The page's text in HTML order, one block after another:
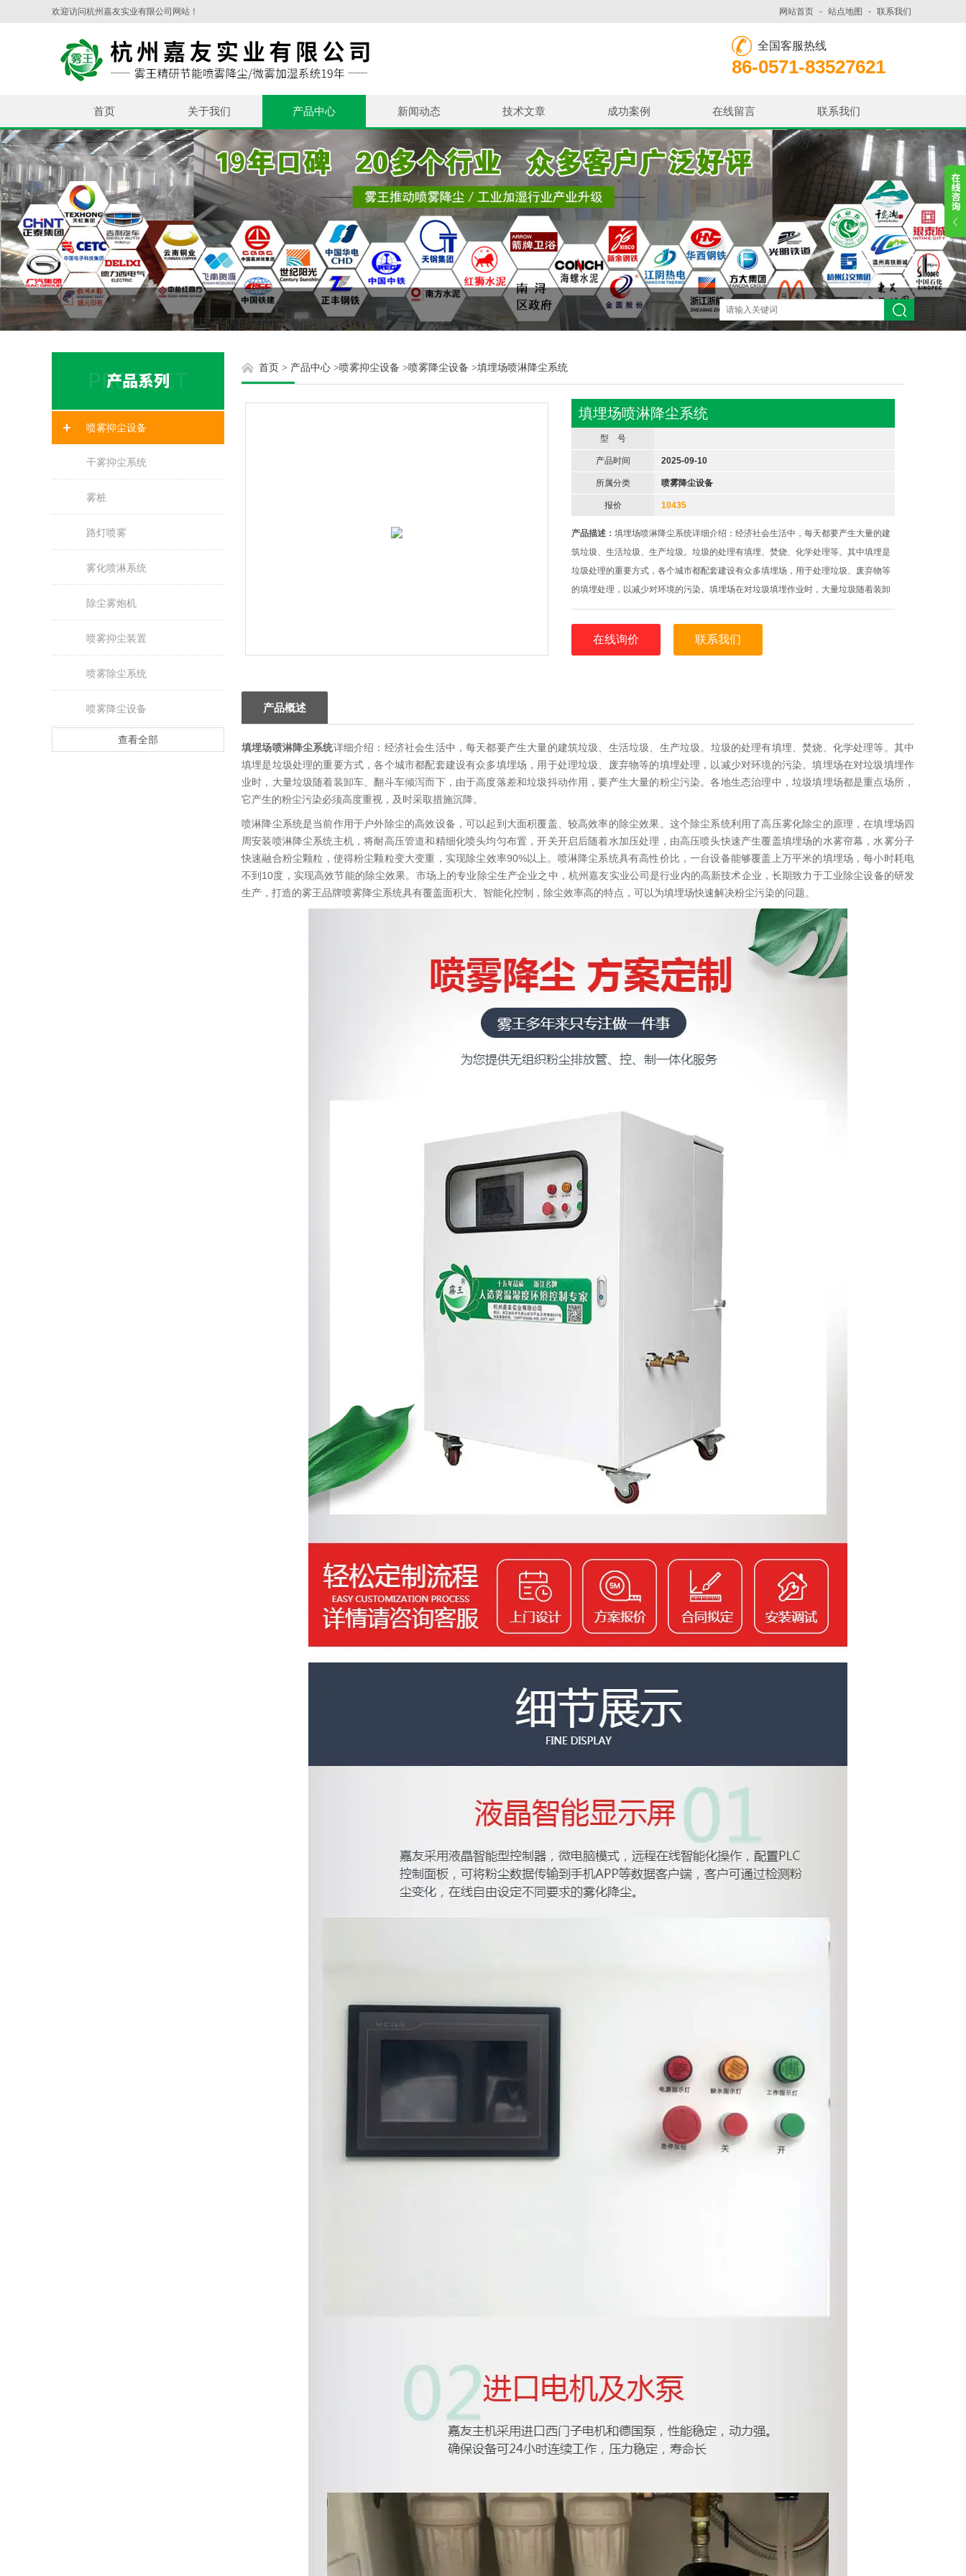
欢迎访问杭州嘉友实业有限公司网站！ 网站首页 - 站点地图 - 联系我们
全国客服热线
86-0571-83527621
首页 关于我们 产品中心 新闻动态 技术文章 成功案例 在线留言 联系我们
喷雾抑尘设备
干雾抑尘系统
雾桩
路灯喷雾
雾化喷淋系统
除尘雾炮机
喷雾抑尘装置
喷雾除尘系统
喷雾降尘设备
查看全部
首页 > 产品中心 >喷雾抑尘设备 >喷雾降尘设备 >填埋场喷淋降尘系统
填埋场喷淋降尘系统
型 号
产品时间 2025-09-10
所属分类 喷雾降尘设备
报价 10435
产品描述：填埋场喷淋降尘系统详细介绍：经济社会生活中，每天都要产生大量的建
筑垃圾、生活垃圾、生产垃圾。垃圾的处理有填埋、焚烧、化学处理等。其中填埋是
垃圾处理的重要方式，各个城市都配套建设有众多填埋场，用于处理垃圾、废弃物等
的填埋处理，以减少对环境的污染。填埋场在对垃圾填埋作业时，大量垃圾随着装卸
车、翻斗车倾泻而下，由于高度落差和垃圾抖动作用，要产生大量的粉尘污染。各地
生态治理中，垃圾填埋场都是重点场所，它产
在线询价 联系我们
产品概述
填埋场喷淋降尘系统详细介绍：经济社会生活中，每天都要产生大量的建筑垃圾、生活垃圾、生产垃圾。垃圾的处理有填埋、焚烧、化学处理等。其中
填埋是垃圾处理的重要方式，各个城市都配套建设有众多填埋场，用于处理垃圾、废弃物等的填埋处理，以减少对环境的污染。填埋场在对垃圾填埋作
业时，大量垃圾随着装卸车、翻斗车倾泻而下，由于高度落差和垃圾抖动作用，要产生大量的粉尘污染。各地生态治理中，垃圾填埋场都是重点场所，
它产生的粉尘污染必须高度重视，及时采取措施沉降。
喷淋降尘系统是当前作用于户外除尘的高效设备，可以起到大面积覆盖、较高效率的除尘效果。这个除尘系统利用了高压雾化除尘的原理，在填埋场四
周安装喷淋降尘系统主机，将耐高压管道和精细化喷头均匀布置，开关开启后随着水加压处理，由高压喷头快速产生覆盖填埋场的水雾帘幕，水雾分子
快速融合粉尘颗粒，使得粉尘颗粒变大变重，实现除尘效率90%以上。喷淋降尘系统具有高性价比，一台设备能够覆盖上万平米的填埋场，每小时耗电
不到10度，实现高效节能的除尘效果。市场上的专业除尘生产企业之中，杭州嘉友实业公司是行业内的高新技术企业，长期致力于工业除尘设备的研发
生产，打造的雾王品牌喷雾降尘系统具有覆盖面积大、智能化控制，除尘效率高的特点，可以为填埋场快速解决粉尘污染的问题。